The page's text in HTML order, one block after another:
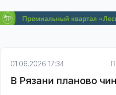
01.06.2026 17:34
В Рязани планово